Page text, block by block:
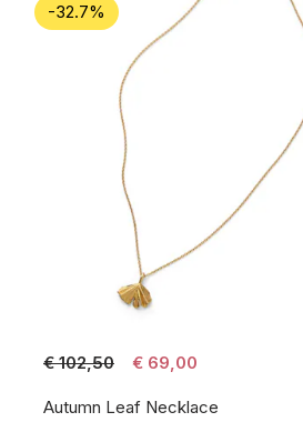
-32.7%
€ 102,50 € 69,00
Autumn Leaf Necklace